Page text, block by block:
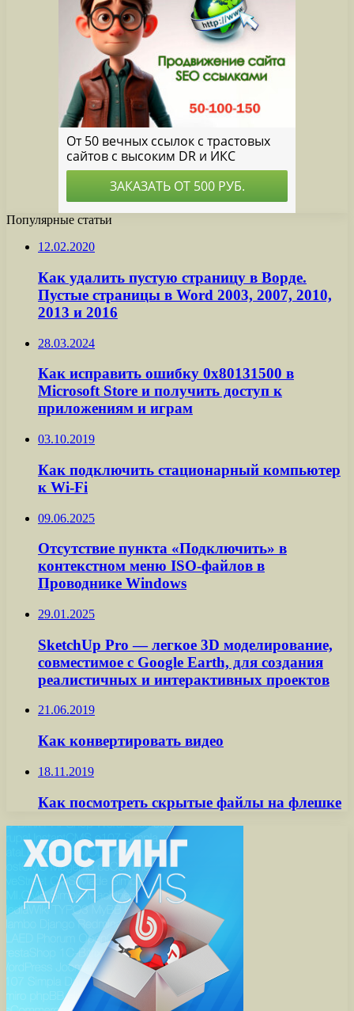
Популярные статьи
12.02.2020
Как удалить пустую страницу в Ворде.
Пустые страницы в Word 2003, 2007, 2010,
2013 и 2016
28.03.2024
Как исправить ошибку 0x80131500 в
Microsoft Store и получить доступ к
приложениям и играм
03.10.2019
Как подключить стационарный компьютер
к Wi-Fi
09.06.2025
Отсутствие пункта «Подключить» в
контекстном меню ISO-файлов в
Проводнике Windows
29.01.2025
SketchUp Pro — легкое 3D моделирование,
совместимое с Google Earth, для создания
реалистичных и интерактивных проектов
21.06.2019
Как конвертировать видео
18.11.2019
Как посмотреть скрытые файлы на флешке